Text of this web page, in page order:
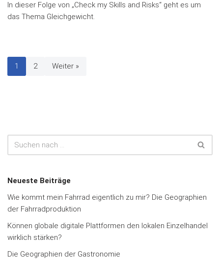
In dieser Folge von „Check my Skills and Risks“ geht es um
das Thema Gleichgewicht.
1 2 Weiter »
Neueste Beiträge
Wie kommt mein Fahrrad eigentlich zu mir? Die Geographien
der Fahrradproduktion
Können globale digitale Plattformen den lokalen Einzelhandel
wirklich stärken?
Die Geographien der Gastronomie